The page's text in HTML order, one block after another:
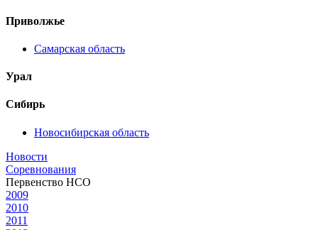
Приволжье
Самарская область
Урал
Сибирь
Новосибирская область
Новости
Соревнования
Первенство НСО
2009
2010
2011